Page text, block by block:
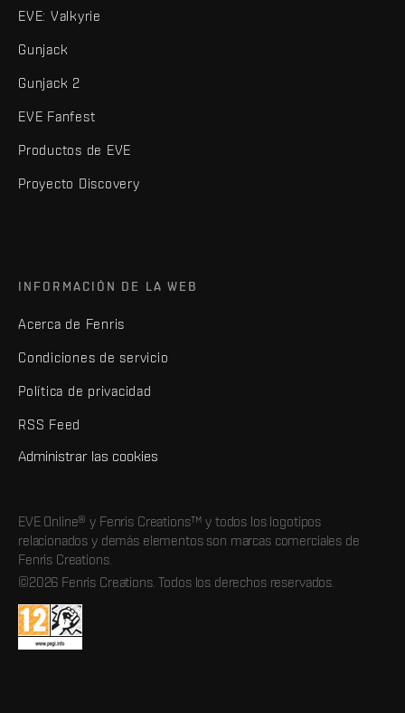
EVE: Valkyrie
Gunjack
Gunjack 2
EVE Fanfest
Productos de EVE
Proyecto Discovery
INFORMACIÓN DE LA WEB
Acerca de Fenris
Condiciones de servicio
Política de privacidad
RSS Feed
Administrar las cookies
EVE Online® y Fenris Creations™ y todos los logotipos
relacionados y demás elementos son marcas comerciales de
Fenris Creations.
©2026 Fenris Creations. Todos los derechos reservados.